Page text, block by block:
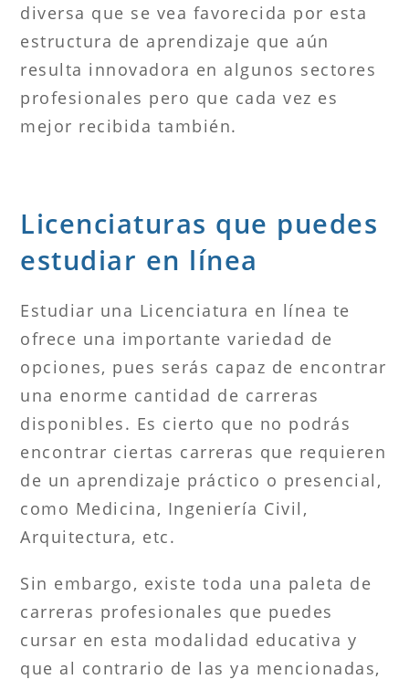
diversa que se vea favorecida por esta
estructura de aprendizaje que aún
resulta innovadora en algunos sectores
profesionales pero que cada vez es
mejor recibida también.
Licenciaturas que puedes
estudiar en línea
Estudiar una Licenciatura en línea te
ofrece una importante variedad de
opciones, pues serás capaz de encontrar
una enorme cantidad de carreras
disponibles. Es cierto que no podrás
encontrar ciertas carreras que requieren
de un aprendizaje práctico o presencial,
como Medicina, Ingeniería Civil,
Arquitectura, etc.
Sin embargo, existe toda una paleta de
carreras profesionales que puedes
cursar en esta modalidad educativa y
que al contrario de las ya mencionadas,